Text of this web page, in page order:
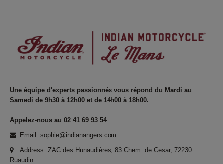
Une équipe d'experts passionnés vous répond du Mardi au
Samedi de 9h30 à 12h00 et de 14h00 à 18h00.
Appelez-nous au 02 41 69 93 54
Email: sophie@indianangers.com
Address: ZAC des Hunaudières, 83 Chem. de Cesar, 72230
Ruaudin